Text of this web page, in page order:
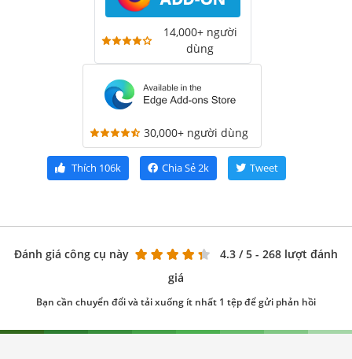
14,000+ người
dùng
30,000+ người dùng
Thích 106k Chia Sẻ2k Tweet
Đánh giá công cụ này 4.3 / 5 - 268 lượt đánh
giá
Bạn cần chuyển đổi và tải xuống ít nhất 1 tệp để gửi phản hồi